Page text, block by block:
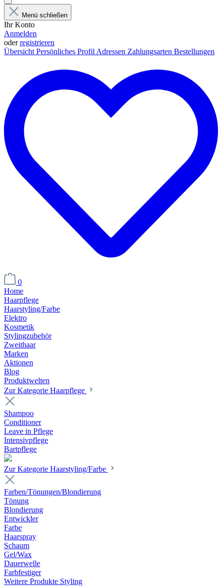
Menü schließen
Ihr Konto
Anmelden
oderregistrieren
Übersicht Persönliches Profil Adressen Zahlungsarten Bestellungen
0
Home
Haarpflege
Haarstyling/Farbe
Elektro
Kosmetik
Stylingzubehör
Zweithaar
Marken
Aktionen
Blog
Produktwelten
Zur Kategorie Haarpflege
Shampoo
Conditioner
Leave in Pflege
Intensivpflege
Bartpflege
Zur Kategorie Haarstyling/Farbe
Farben/Tönungen/Blondierung
Tönung
Blondierung
Entwickler
Farbe
Haarspray
Schaum
Gel/Wax
Dauerwelle
Farbfestiger
Weitere Produkte Styling